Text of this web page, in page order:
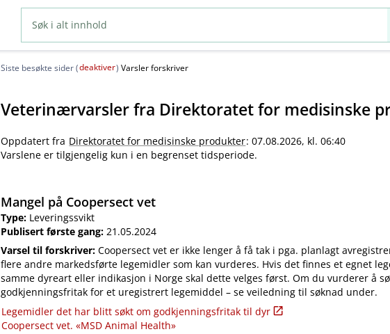
Siste besøkte sider (deaktiver) Varsler forskriver
Veterinærvarsler fra Direktoratet for medisinske
Oppdatert fra Direktoratet for medisinske produkter: 07.08.2026, kl. 06:40
Varslene er tilgjengelig kun i en begrenset tidsperiode.
Mangel på Coopersect vet
Type: Leveringssvikt
Publisert første gang:21.05.2024
Varsel til forskriver:Coopersect vet er ikke lenger å få tak i pga. planlagt
flere andre markedsførte legemidler som kan vurderes. Hvis det finnes et egnet
samme dyreart eller indikasjon i Norge skal dette velges først. Om du vurderer å
godkjenningsfritak for et uregistrert legemiddel – se veiledning til søknad under.
Legemidler det har blitt søkt om godkjenningsfritak til dyr
Coopersect vet. «MSD Animal Health»